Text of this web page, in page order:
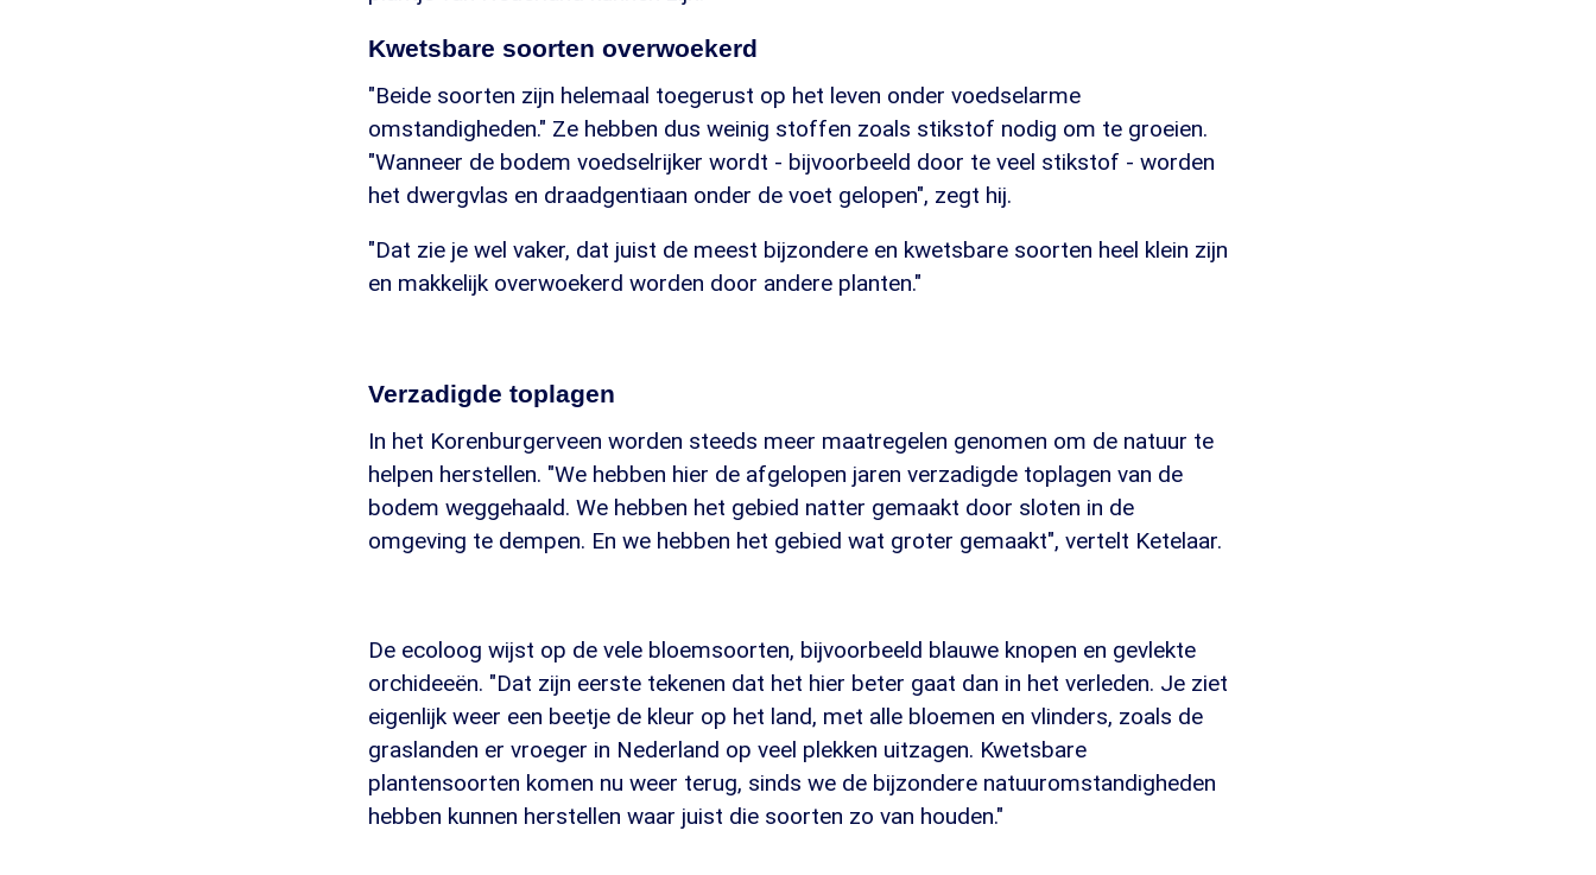
Kwetsbare soorten overwoekerd
"Beide soorten zijn helemaal toegerust op het leven onder voedselarme
omstandigheden." Ze hebben dus weinig stoffen zoals stikstof nodig om te groeien.
"Wanneer de bodem voedselrijker wordt - bijvoorbeeld door te veel stikstof - worden
het dwergvlas en draadgentiaan onder de voet gelopen", zegt hij.
"Dat zie je wel vaker, dat juist de meest bijzondere en kwetsbare soorten heel klein zijn
en makkelijk overwoekerd worden door andere planten."
Verzadigde toplagen
In het Korenburgerveen worden steeds meer maatregelen genomen om de natuur te
helpen herstellen. "We hebben hier de afgelopen jaren verzadigde toplagen van de
bodem weggehaald. We hebben het gebied natter gemaakt door sloten in de
omgeving te dempen. En we hebben het gebied wat groter gemaakt", vertelt Ketelaar.
De ecoloog wijst op de vele bloemsoorten, bijvoorbeeld blauwe knopen en gevlekte
orchideeën. "Dat zijn eerste tekenen dat het hier beter gaat dan in het verleden. Je ziet
eigenlijk weer een beetje de kleur op het land, met alle bloemen en vlinders, zoals de
graslanden er vroeger in Nederland op veel plekken uitzagen. Kwetsbare
plantensoorten komen nu weer terug, sinds we de bijzondere natuuromstandigheden
hebben kunnen herstellen waar juist die soorten zo van houden."